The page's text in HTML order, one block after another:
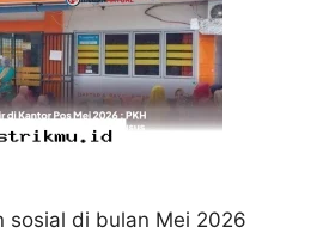
sosial di bulan Mei 2026